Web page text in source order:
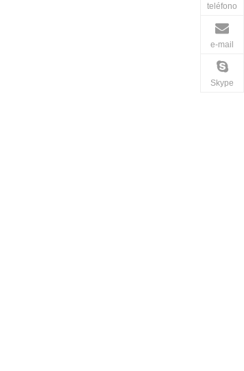
teléfono
e-mail
Skype